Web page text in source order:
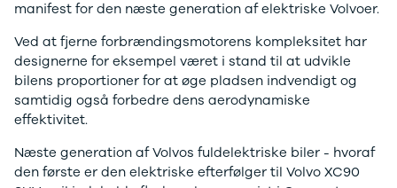
Privatleasing
Tilbud
XC-90
Anmeldelser
Privatleasing
Tilbud
INSTER
Modeller
Logan
Stepway
Logan
Stepway
DS
3 Crossback
5
manifest for den næste generation af elektriske Volvoer.
Ved at fjerne forbrændingsmotorens kompleksitet har
designerne for eksempel været i stand til at udvikle
bilens proportioner for at øge pladsen indvendigt og
samtidig også forbedre dens aerodynamiske
effektivitet.
Næste generation af Volvos fuldelektriske biler - hvoraf
den første er den elektriske efterfølger til Volvo XC90